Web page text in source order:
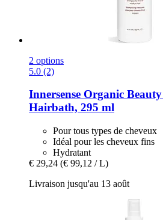
2 options
5.0 (2)
Innersense Organic Beauty
Hairbath, 295 ml
Pour tous types de cheveux
Idéal pour les cheveux fins
Hydratant
€ 29,24 (€ 99,12 / L)
Livraison jusqu'au 13 août